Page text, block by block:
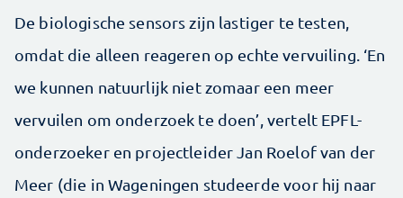
De biologische sensors zijn lastiger te testen,
omdat die alleen reageren op echte vervuiling. ‘En
we kunnen natuurlijk niet zomaar een meer
vervuilen om onderzoek te doen’, vertelt EPFL-
onderzoeker en projectleider Jan Roelof van der
Meer (die in Wageningen studeerde voor hij naar